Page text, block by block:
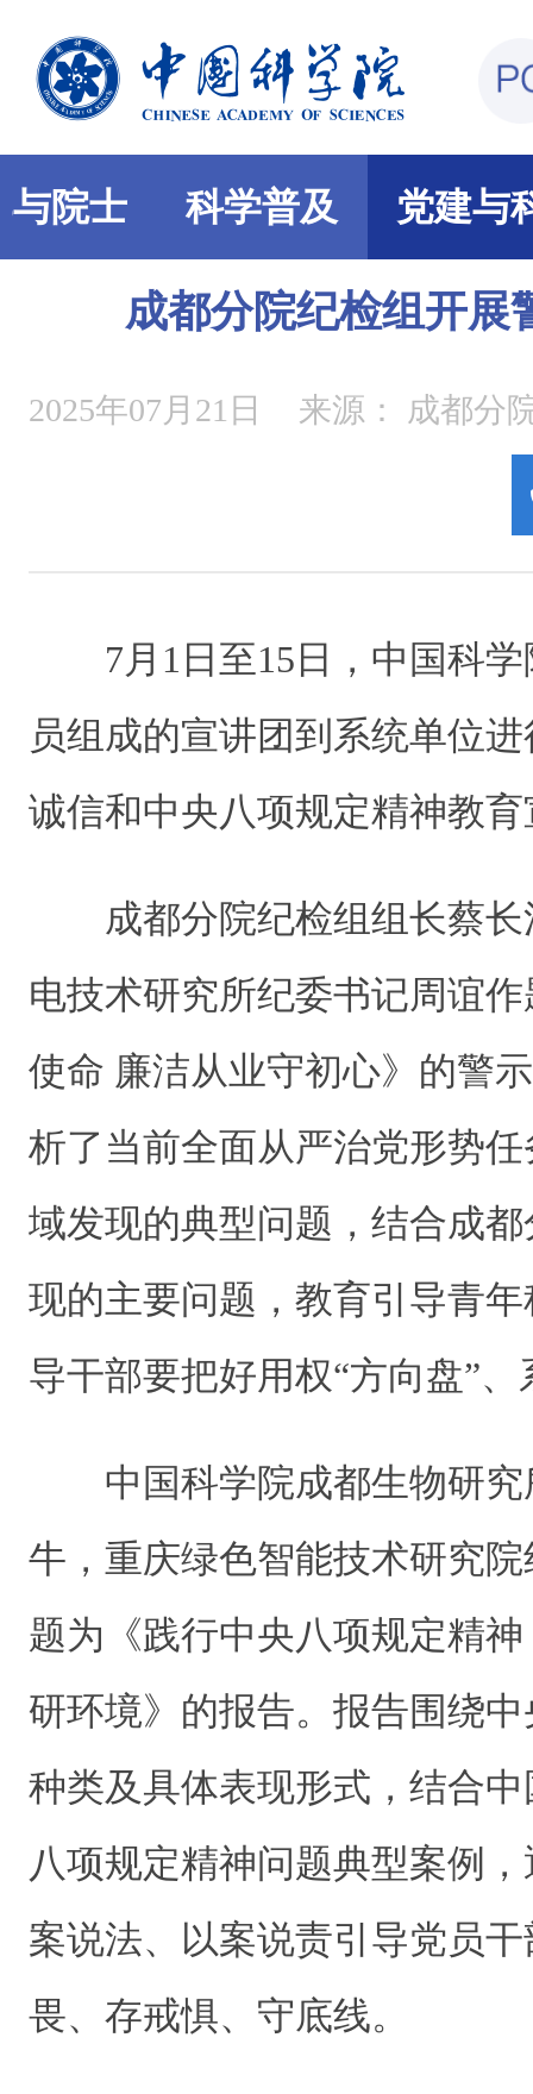
与院士 科学普及 党建与
成都分院纪检组开展
2025年07月21日 来源： 成都分
7月1日至15日，中国科
员组成的宣讲团到系统单位
诚信和中央八项规定精神教
成都分院纪检组组长蔡
电技术研究所纪委书记周谊
使命 廉洁从业守初心》的警
析了当前全面从严治党形势
域发现的典型问题，结合成
现的主要问题，教育引导青
导干部要把好用权“方向盘”
中国科学院成都生物研
牛，重庆绿色智能技术研究
题为《践行中央八项规定精
研环境》的报告。报告围绕
种类及具体表现形式，结合
八项规定精神问题典型案例
案说法、以案说责引导党员
畏、存戒惧、守底线。